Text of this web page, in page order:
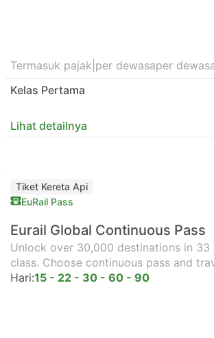
Termasuk pajak per dewasaper
Kelas Pertama
Lihat detailnya
Tiket Kereta Api
EuRail Pass
Eurail Global Continuous Pass
Unlock over 30,000 destinations in
class. Choose continuous pass and
Hari:15 - 22 - 30 - 60 - 90